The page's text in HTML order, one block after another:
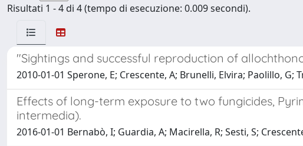
Risultati 1 - 4 di 4 (tempo di esecuzione: 0.009 secondi).
"Sightings and successful reproduction of
2010-01-01 Sperone, E; Crescente, A; Brunelli, Elvira; Paolillo, G;
Effects of long-term exposure to two fungicides,
intermedia).
2016-01-01 Bernabò, I; Guardia, A; Macirella, R; Sesti, S;